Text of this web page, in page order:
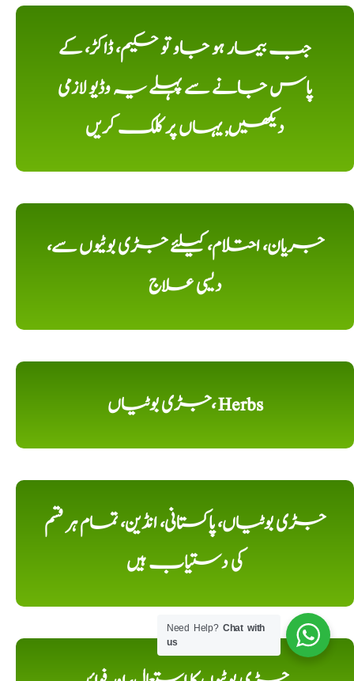
جب بیمار ہو جاو تو حکیم، ڈاکڑ، کے
پاس جانے سے پہلے یہ وڈیو لازمی
دیکھیں, یہاں پر کلک کریں
جریان، احتلام، کیلئے جڑی بوٹیوں سے،
دیسی علاج
جڑی بوٹیاں، Herbs
جڑی بوٹیاں، پاکستانی، انڈین، تمام ہر قسم
کی دستیاب ہیں
Need Help?Chat with
us